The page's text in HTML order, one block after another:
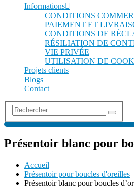
Informations
CONDITIONS
PAIEMENT ET
CONDITIONS DE
RÉSILIATION DE
VIE PRIVÉE
UTILISATION DE
Projets clients
Blogs
Contact
Présentoir blanc pour
Accueil
Présentoir pour boucles d'oreilles
Présentoir blanc pour boucles